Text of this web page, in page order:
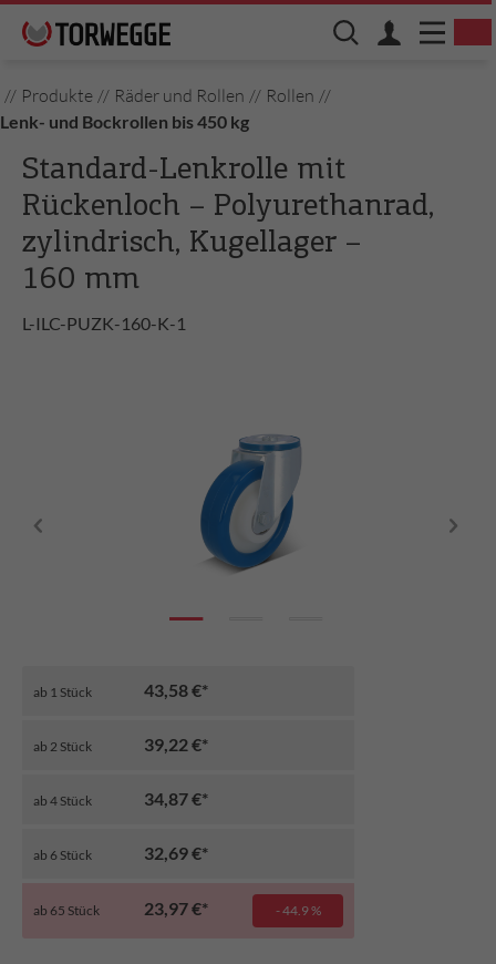
// Produkte // Räder und Rollen // Rollen //
Lenk- und Bockrollen bis 450 kg
Standard-Lenkrolle mit
Rückenloch – Polyurethanrad,
zylindrisch, Kugellager –
160 mm
L-ILC-PUZK-160-K-1
ab 1 Stück 43,58 €*
ab 2 Stück 39,22 €*
ab 4 Stück 34,87 €*
ab 6 Stück 32,69 €*
ab 65 Stück 23,97 €* - 44.9 %